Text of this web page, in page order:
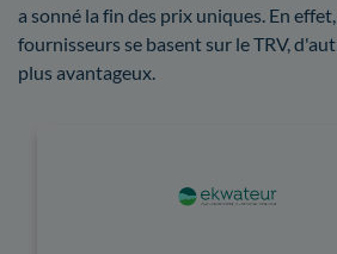
a sonné la fin des prix uniques. En
fournisseurs se basent sur le TRV,
plus avantageux.